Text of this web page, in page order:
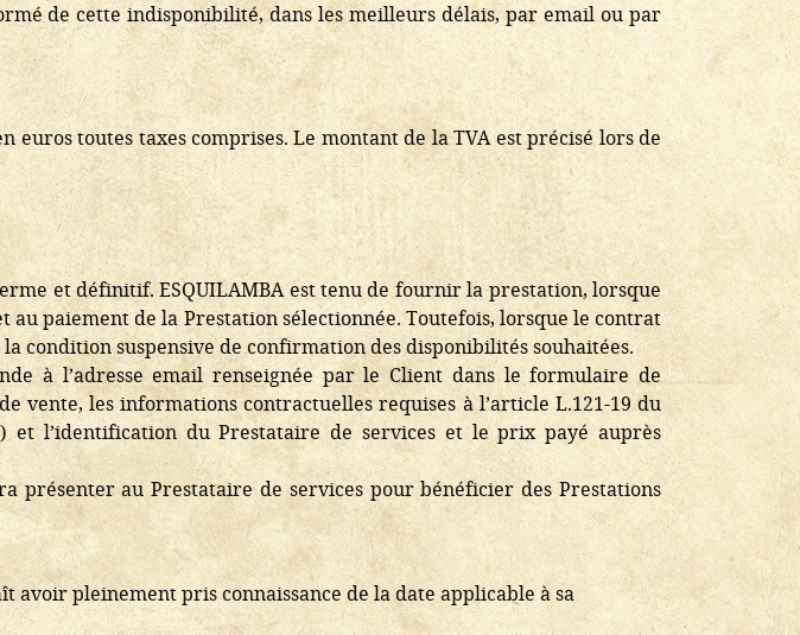
de cette indisponibilité, dans les meilleurs délais, par email ou par
toutes taxes comprises. Le montant de la TVA est précisé lors de
et définitif. ESQUILAMBA est tenu de fournir la prestation, lorsque
paiement de la Prestation sélectionnée. Toutefois, lorsque le contrat
condition suspensive de confirmation des disponibilités souhaitées.
à l’adresse email renseignée par le Client dans le formulaire de
vente, les informations contractuelles requises à l’article L.121-19 du
et l’identification du Prestataire de services et le prix payé auprès
au Prestataire de services pour bénéficier des Prestations
pleinement pris connaissance de la date applicable à sa